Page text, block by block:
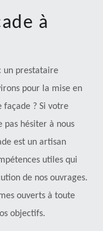
à
un prestataire
pour la mise en
? Si votre
pas hésiter à nous
est un artisan
utiles qui
de nos ouvrages.
ouverts à toute
objectifs.